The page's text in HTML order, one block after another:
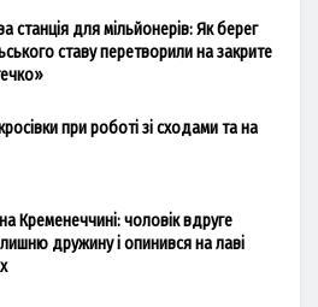
станція для мільйонерів: Як берег
ставу перетворили на закрите
при роботі зі сходами та на
Кременеччині: чоловік вдруге
дружину і опинився на лаві